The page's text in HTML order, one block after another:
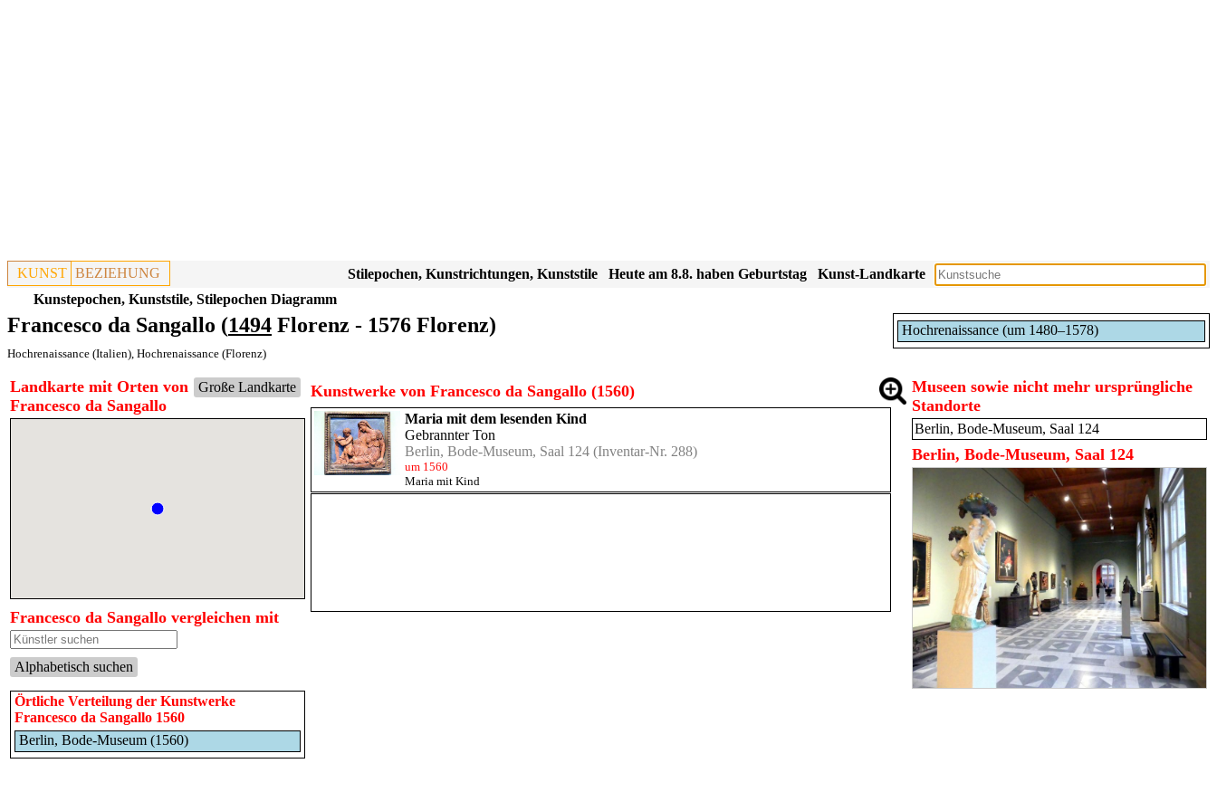
KUNST BEZIEHUNG Kunst-Landkarte
Heute am 8.8. haben Geburtstag
Stilepochen, Kunstrichtungen, Kunststile
Kunstepochen, Kunststile, Stilepochen Diagramm
Hochrenaissance (um 1480–1578)
Francesco da Sangallo (1494 Florenz - 1576 Florenz)
Hochrenaissance (Italien), Hochrenaissance (Florenz)
Große Landkarte
Landkarte mit Orten von
Francesco da Sangallo
Francesco da Sangallo vergleichen mit
Alphabetisch suchen
Örtliche Verteilung der Kunstwerke
Francesco da Sangallo 1560
Berlin, Bode-Museum (1560)
Kunstwerke von Francesco da Sangallo (1560)
Maria mit dem lesenden Kind
Gebrannter Ton
Berlin, Bode-Museum, Saal 124 (Inventar-Nr. 288)
um 1560
Maria mit Kind
Museen sowie nicht mehr ursprüngliche
Standorte
Berlin, Bode-Museum, Saal 124
Berlin, Bode-Museum, Saal 124